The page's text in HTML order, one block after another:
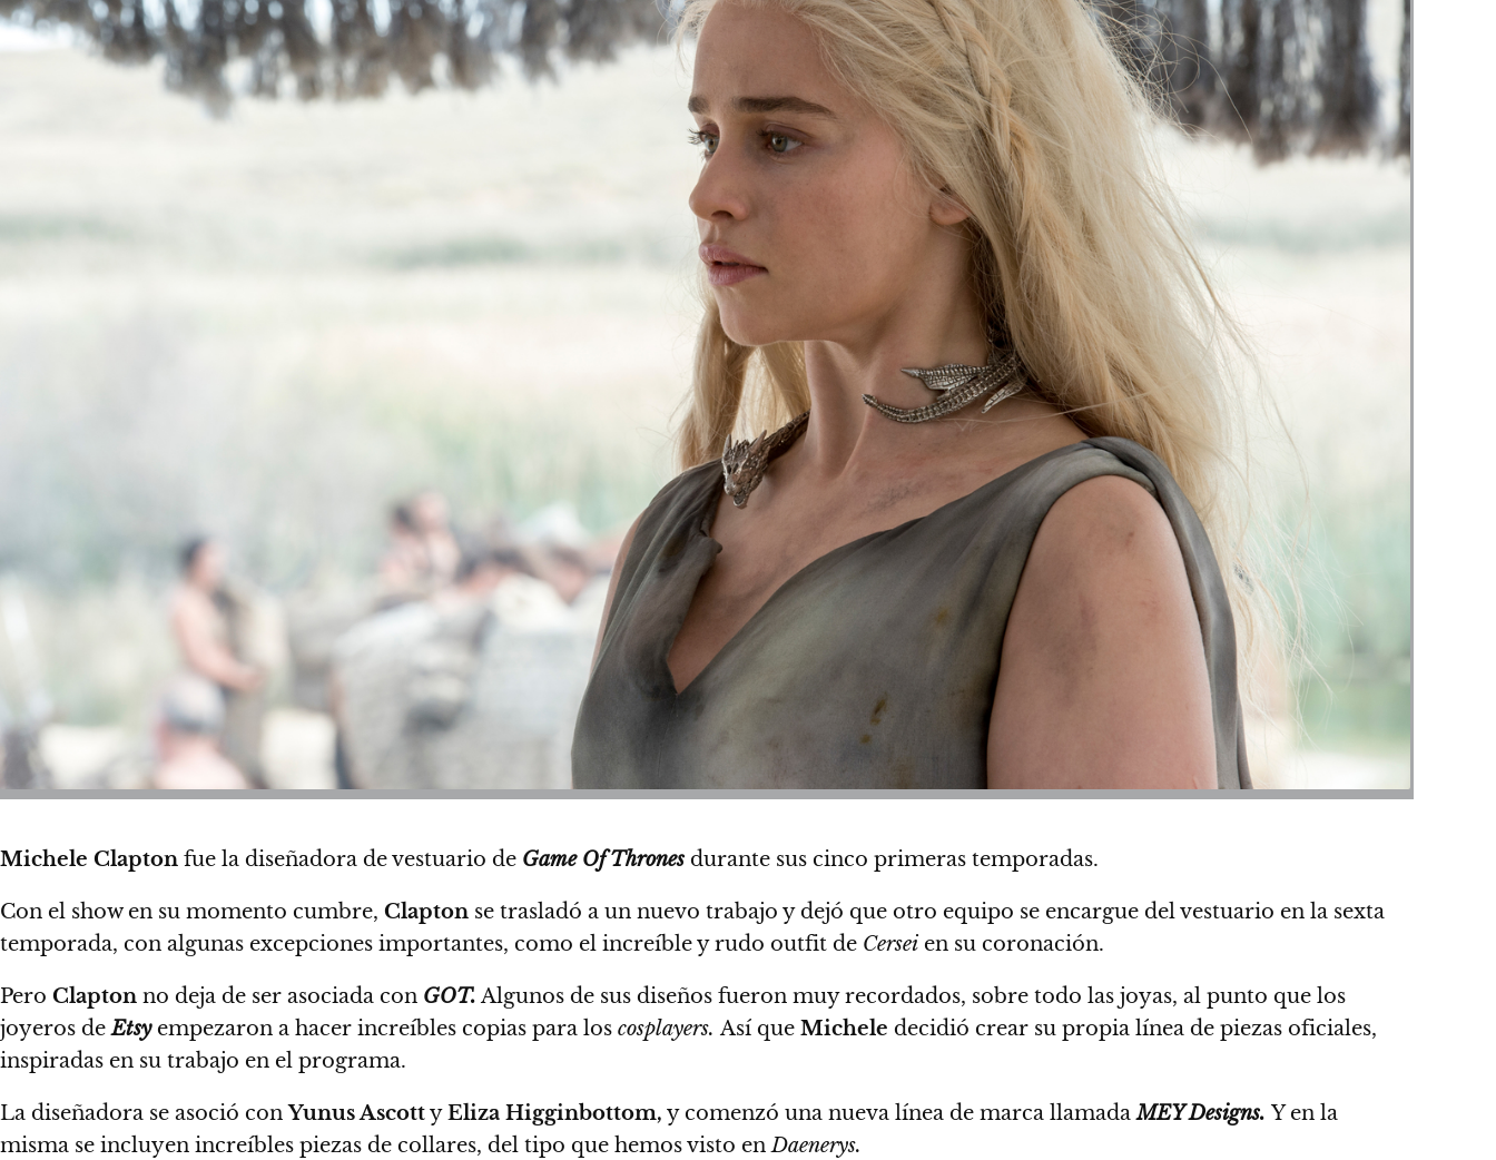
Michele Clapton fue la diseñadora de vestuario de Game Of Thrones durante sus cinco primeras temporadas.
Con el show en su momento cumbre, Clapton se trasladó a un nuevo trabajo y dejó que otro equipo se encargue del vestuario en la sexta
temporada, con algunas excepciones importantes, como el increíble y rudo outfit de Cersei en su coronación.
Pero Clapton no deja de ser asociada con GOT. Algunos de sus diseños fueron muy recordados, sobre todo las joyas, al punto que los
joyeros deEtsy empezaron a hacer increíbles copias para los cosplayers. Así que Michele decidió crear su propia línea de piezas oficiales,
inspiradas en su trabajo en el programa.
La diseñadora se asoció conYunus AscottyEliza Higginbottom, y comenzó una nueva línea de marca llamadaMEY Designs. Y en la
misma se incluyen increíbles piezas de collares, del tipo que hemos visto enDaenerys.